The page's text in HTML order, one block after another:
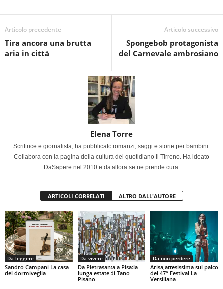
Articolo precedente
Tira ancora una brutta
aria in città
Articolo successivo
Spongebob protagonista
del Carnevale ambrosiano
Elena Torre
Scrittrice e giornalista, ha pubblicato romanzi, saggi e storie per bambini.
Collabora con la pagina della cultura del quotidiano Il Tirreno. Ha ideato
DaSapere nel 2010 e da allora se ne prende cura.
ARTICOLI CORRELATI ALTRO DALL'AUTORE
Da leggere
Sandro Campani La casa
del dormiveglia
Da vivere
Da Pietrasanta a Pisa:la
lunga estate di Tano
Pisano
Da non perdere
Arisa,attesissima sul palco
del 47° Festival La
Versiliana